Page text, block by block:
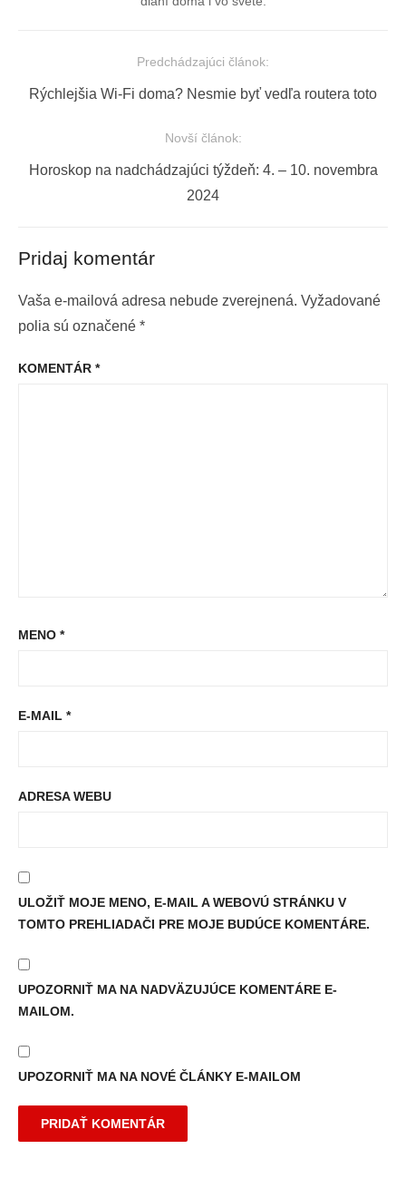
Predchádzajúci článok:
Previous
Rýchlejšia Wi-Fi doma? Nesmie byť vedľa routera toto
Novší článok:
Next
Horoskop na nadchádzajúci týždeň: 4. – 10. novembra
2024
Pridaj komentár
Vaša e-mailová adresa nebude zverejnená. Vyžadované
polia sú označené *
KOMENTÁR *
MENO *
E-MAIL *
ADRESA WEBU
ULOŽIŤ MOJE MENO, E-MAIL A WEBOVÚ STRÁNKU V
TOMTO PREHLIADAČI PRE MOJE BUDÚCE KOMENTÁRE.
UPOZORNIŤ MA NA NADVÄZUJÚCE KOMENTÁRE E-
MAILOM.
UPOZORNIŤ MA NA NOVÉ ČLÁNKY E-MAILOM